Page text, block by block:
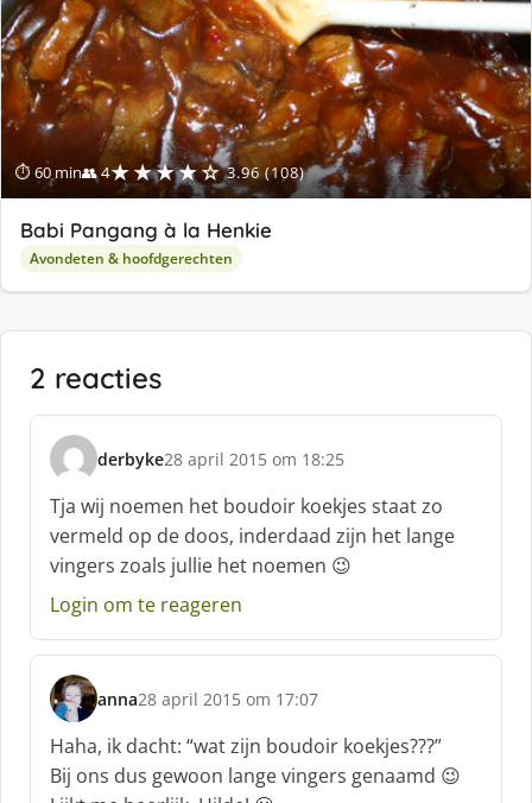
⏱ 60 min👥 4★★★★☆ 3.96 (108)
Babi Pangang à la Henkie
Avondeten & hoofdgerechten
2 reacties
derbyke
s
c
h
r
e
e
:
28 april 2015 om 18:25
Tja wij noemen het boudoir koekjes staat zo
vermeld op de doos, inderdaad zijn het lange
vingers zoals jullie het noemen 😉
Login om te reageren
anna
s
c
h
r
28 april 2015 om 17:07
Haha, ik dacht: “wat zijn boudoir koekjes???”
Bij ons dus gewoon lange vingers genaamd 😉